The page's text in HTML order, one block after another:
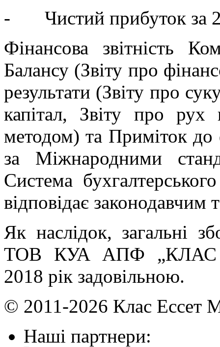
- Чистий прибуток за
Фінансова звітність
Балансу (Звіту про
результати (Звіту про
капітал, Звіту про
методом) та Приміток до
за Міжнародними
Система
відповідає
Як наслідок, загальні
ТОВ КУА АПФ
2018 рік задовільною.
© 2011-2026 Клас Ессет
Наші партнери: